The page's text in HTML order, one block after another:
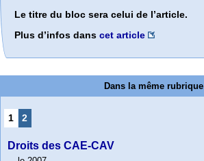
Le titre du bloc sera celui de l’article.
Plus d’infos dans cet article
Dans la même rubrique
1 2
Droits des CAE-CAV